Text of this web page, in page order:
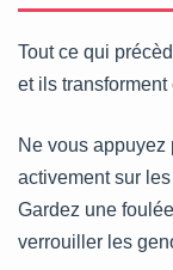
Tout ce qui
et ils
Ne vous appuyez
activement sur
Gardez une
verrouiller les